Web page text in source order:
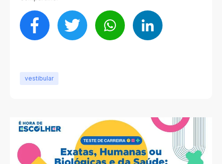
vestibular